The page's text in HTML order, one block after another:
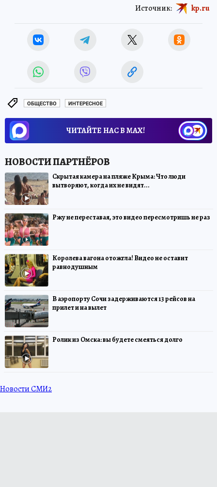
Источник: kp.ru
ОБЩЕСТВО ИНТЕРЕСНОЕ
ЧИТАЙТЕ НАС В МАХ!
Скрытая камера на пляже Крыма: Что люди
вытворяют, когда их не видят...
Ржу не переставая, это видео пересмотришь не раз
Королева вагона отожгла! Видео не оставит
равнодушным
В аэропорту Сочи задерживаются 13 рейсов на
прилет и на вылет
Ролик из Омска: вы будете смеяться долго
Новости СМИ2